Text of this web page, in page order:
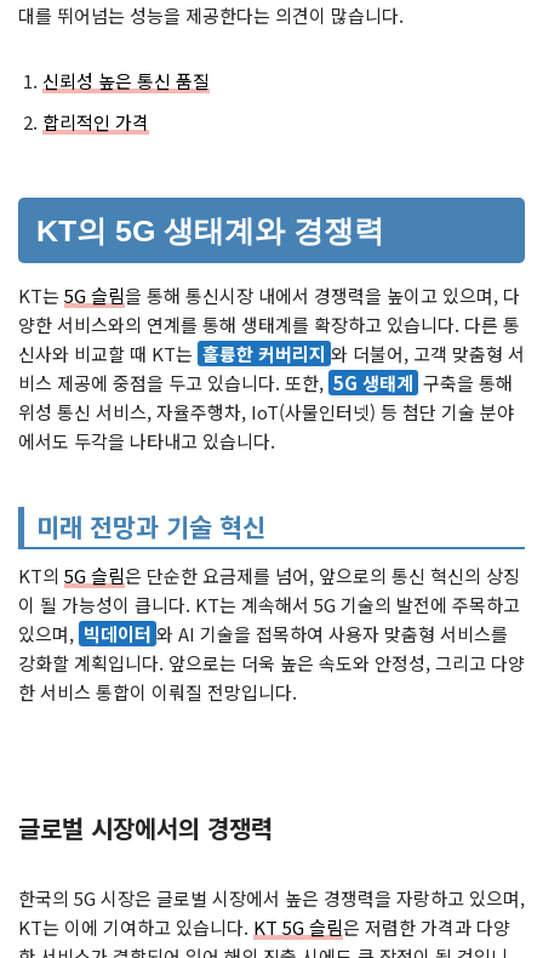
대를 뛰어넘는 성능을 제공한다는 의견이 많습니다.
신뢰성 높은 통신 품질
합리적인 가격
KT의 5G 생태계와 경쟁력
KT는 5G 슬림을 통해 통신시장 내에서 경쟁력을 높이고 있으며, 다
양한 서비스와의 연계를 통해 생태계를 확장하고 있습니다. 다른 통
신사와 비교할 때 KT는 훌륭한 커버리지 와 더불어, 고객 맞춤형 서
비스 제공에 중점을 두고 있습니다. 또한, 5G 생태계 구축을 통해
위성 통신 서비스, 자율주행차, IoT(사물인터넷) 등 첨단 기술 분야
에서도 두각을 나타내고 있습니다.
미래 전망과 기술 혁신
KT의 5G 슬림은 단순한 요금제를 넘어, 앞으로의 통신 혁신의 상징
이 될 가능성이 큽니다. KT는 계속해서 5G 기술의 발전에 주목하고
있으며, 빅데이터 와 AI 기술을 접목하여 사용자 맞춤형 서비스를
강화할 계획입니다. 앞으로는 더욱 높은 속도와 안정성, 그리고 다양
한 서비스 통합이 이뤄질 전망입니다.
글로벌 시장에서의 경쟁력
한국의 5G 시장은 글로벌 시장에서 높은 경쟁력을 자랑하고 있으며,
KT는 이에 기여하고 있습니다. KT 5G 슬림은 저렴한 가격과 다양